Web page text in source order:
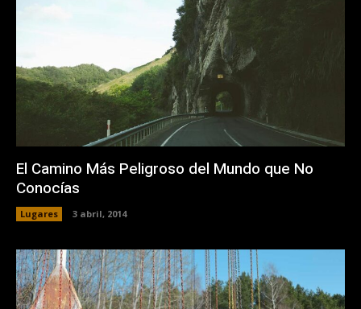
El Camino Más Peligroso del Mundo que No
Conocías
Lugares 3 abril, 2014